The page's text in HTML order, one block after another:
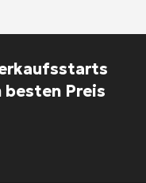
besten Preis